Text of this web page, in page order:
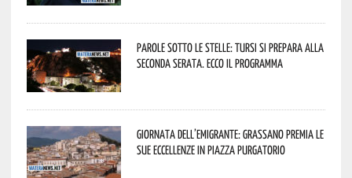
Parole sotto le stelle: Tursi si prepara alla
seconda serata. Ecco il programma
Giornata dell’Emigrante: Grassano premia le
sue eccellenze in Piazza Purgatorio